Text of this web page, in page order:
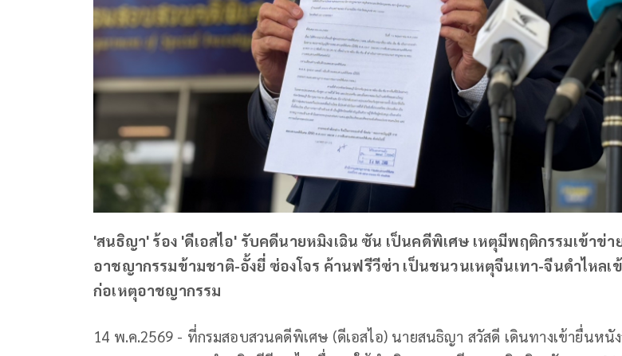
'สนธิญา' ร้อง 'ดีเอสไอ' รับคดีนายหมิงเฉิน ซัน เป็นคดีพิเศษ เหตุมีพฤติกรรมเข้าข่า
อาชญากรรมข้ามชาติ-อั้งยี่ ซ่องโจร ค้านฟรีวีซ่า เป็นชนวนเหตุจีนเทา-จีนดำไหลเ
ก่อเหตุอาชญากรรม
14 พ.ค.2569 - ที่กรมสอบสวนคดีพิเศษ (ดีเอสไอ) นายสนธิญา สวัสดี เดินทางเข้ายื่นหนั